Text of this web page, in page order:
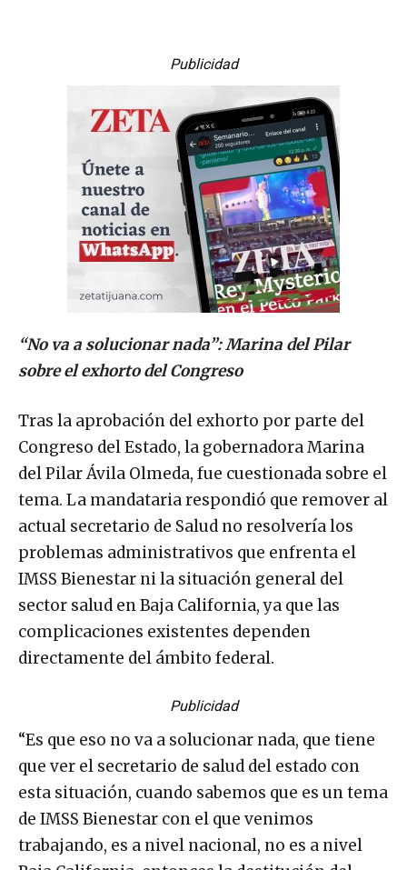
Publicidad
“No va a solucionar nada”: Marina del Pilar
sobre el exhorto del Congreso
Tras la aprobación del exhorto por parte del
Congreso del Estado, la gobernadora Marina
del Pilar Ávila Olmeda, fue cuestionada sobre el
tema. La mandataria respondió que remover al
actual secretario de Salud no resolvería los
problemas administrativos que enfrenta el
IMSS Bienestar ni la situación general del
sector salud en Baja California, ya que las
complicaciones existentes dependen
directamente del ámbito federal.
Publicidad
“Es que eso no va a solucionar nada, que tiene
que ver el secretario de salud del estado con
esta situación, cuando sabemos que es un tema
de IMSS Bienestar con el que venimos
trabajando, es a nivel nacional, no es a nivel